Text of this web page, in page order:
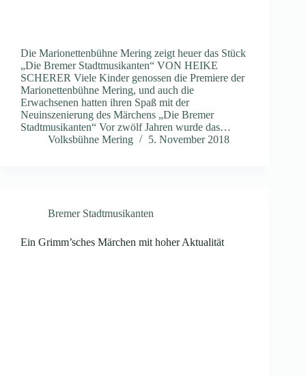
Die Marionettenbühne Mering zeigt heuer das Stück
„Die Bremer Stadtmusikanten“ VON HEIKE
SCHERER Viele Kinder genossen die Premiere der
Marionettenbühne Mering, und auch die
Erwachsenen hatten ihren Spaß mit der
Neuinszenierung des Märchens „Die Bremer
Stadtmusikanten“ Vor zwölf Jahren wurde das…
Volksbühne Mering
5. November 2018
Bremer Stadtmusikanten
Ein Grimm’sches Märchen mit hoher Aktualität